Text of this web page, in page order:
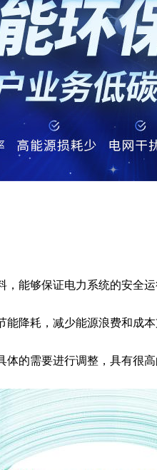
能够保证电力系统的安全运
降耗，减少能源浪费和成本
的需要进行调整，具有很高